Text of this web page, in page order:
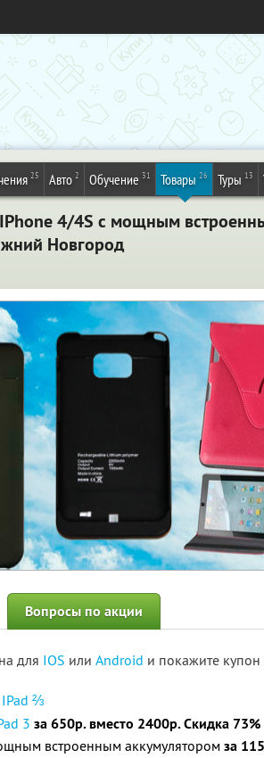
25 Авто 2 Обучение 31 Товары 26 Туры 13
4/4S c мощным
Новгород
Вопросы по акции
для IOS или Android и покажите купон
IPad ⅔
3 за 650р. вместо 2400р. Скидка 73%
встроенным аккумулятором за